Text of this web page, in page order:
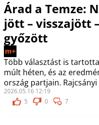
Árad a Temze:
jött – visszajött
győzött
m+
Több választást is
múlt héten, és az
ország partjain.
2026.05.16 12:19
5
0 7